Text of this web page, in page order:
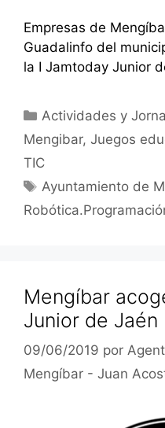
Empresas de
Guadalinfo del
la I Jamtoday Junior
Categorías
Actividades y
Mengibar, Juegos
TIC
Etiquetas
Ayuntamiento de
Mengíbar
Junior de Jaén
09/06/2019 por
Mengíbar - Juan